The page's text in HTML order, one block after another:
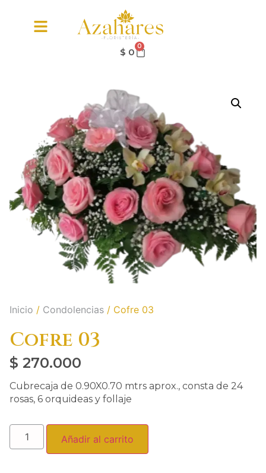
$ 0 0
Inicio / Condolencias / Cofre 03
Cofre 03
$ 270.000
Cubrecaja de 0.90X0.70 mtrs aprox., consta de 24
rosas, 6 orquideas y follaje
Añadir al carrito